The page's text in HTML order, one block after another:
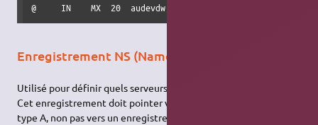
@     IN    MX  20  audevdw.ddns.net.
Enregistrement NS (Name Server)
Utilisé pour définir quels serveurs répondent pour cette zone.
Cet enregistrement doit pointer vers un enregistrement de
type A, non pas vers un enregistrement de type CNAME.